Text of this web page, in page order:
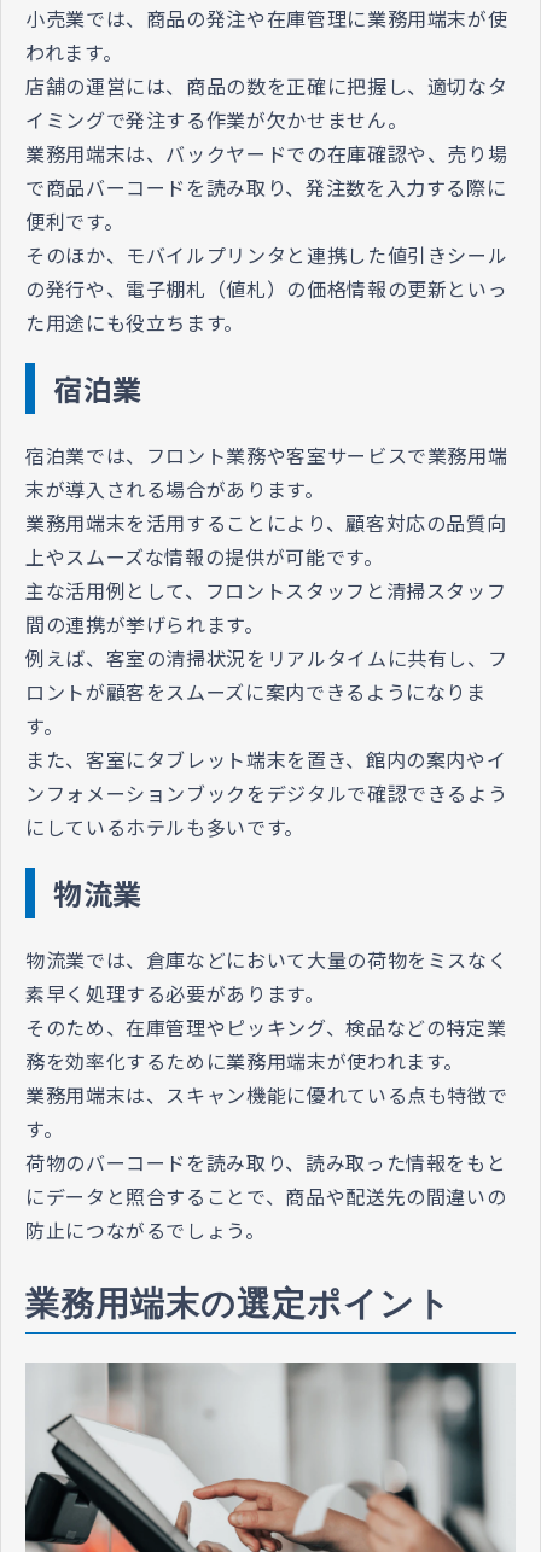
小売業では、商品の発注や在庫管理に業務用端末が使
われます。
店舗の運営には、商品の数を正確に把握し、適切なタ
イミングで発注する作業が欠かせません。
業務用端末は、バックヤードでの在庫確認や、売り場
で商品バーコードを読み取り、発注数を入力する際に
便利です。
そのほか、モバイルプリンタと連携した値引きシール
の発行や、電子棚札（値札）の価格情報の更新といっ
た用途にも役立ちます。
宿泊業
宿泊業では、フロント業務や客室サービスで業務用端
末が導入される場合があります。
業務用端末を活用することにより、顧客対応の品質向
上やスムーズな情報の提供が可能です。
主な活用例として、フロントスタッフと清掃スタッフ
間の連携が挙げられます。
例えば、客室の清掃状況をリアルタイムに共有し、フ
ロントが顧客をスムーズに案内できるようになりま
す。
また、客室にタブレット端末を置き、館内の案内やイ
ンフォメーションブックをデジタルで確認できるよう
にしているホテルも多いです。
物流業
物流業では、倉庫などにおいて大量の荷物をミスなく
素早く処理する必要があります。
そのため、在庫管理やピッキング、検品などの特定業
務を効率化するために業務用端末が使われます。
業務用端末は、スキャン機能に優れている点も特徴で
す。
荷物のバーコードを読み取り、読み取った情報をもと
にデータと照合することで、商品や配送先の間違いの
防止につながるでしょう。
業務用端末の選定ポイント